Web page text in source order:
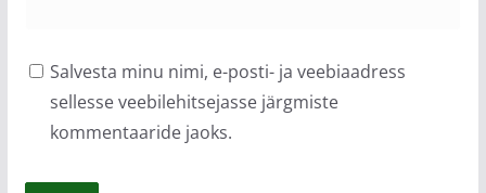
Salvesta minu nimi, e-posti- ja veebiaadress
sellesse veebilehitsejasse järgmiste
kommentaaride jaoks.